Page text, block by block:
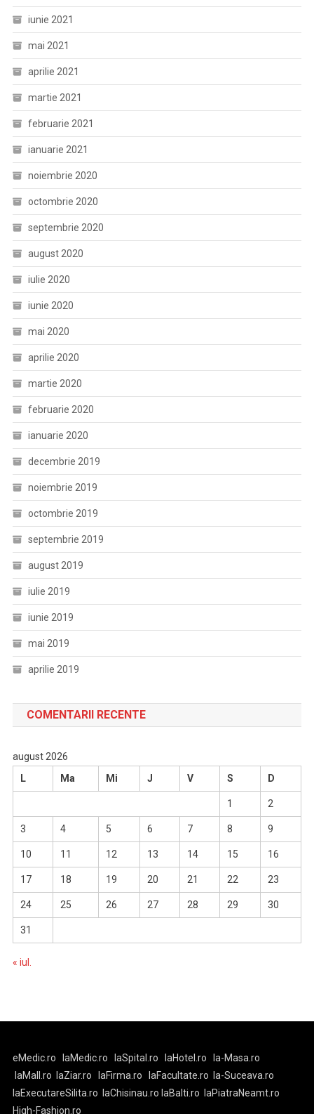
iunie 2021
mai 2021
aprilie 2021
martie 2021
februarie 2021
ianuarie 2021
noiembrie 2020
octombrie 2020
septembrie 2020
august 2020
iulie 2020
iunie 2020
mai 2020
aprilie 2020
martie 2020
februarie 2020
ianuarie 2020
decembrie 2019
noiembrie 2019
octombrie 2019
septembrie 2019
august 2019
iulie 2019
iunie 2019
mai 2019
aprilie 2019
COMENTARII RECENTE
august 2026
L
Ma Mi J V S D
1 2
3 4 5 6 7 8 9
10 11 12 13 14 15 16
17 18 19 20 21 22 23
24 25 26 27 28 29 30
31
« iul.
eMedic.ro laMedic.ro laSpital.ro laHotel.ro
la-Masa.ro
laMall.ro
laZiar.ro laFirma.ro laFacultate.ro
la-Suceava.ro
laExecutareSilita.ro
laChisinau.ro laBalti.ro
laPiatraNeamt.ro
High-Fashion.ro